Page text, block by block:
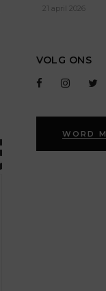
21 april 2026
VOLG ONS
WORD